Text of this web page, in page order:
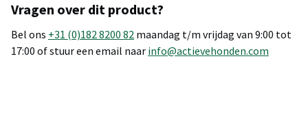
Vragen over dit product?
Bel ons +31 (0)182 8200 82 maandag t/m vrijdag van 9:00 tot
17:00 of stuur een email naar info@actievehonden.com